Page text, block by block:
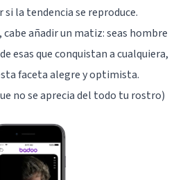
la tendencia se reproduce.
añadir un matiz: seas hombre
esas que conquistan a cualquiera,
faceta alegre y optimista.
no se aprecia del todo tu rostro)